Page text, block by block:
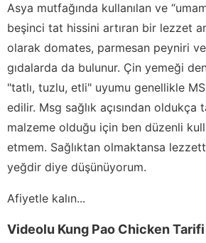
Asya mutfağında kullanılan ve
beşinci tat hissini artıran bir lezzet
olarak domates, parmesan peyniri
gıdalarda da bulunur. Çin yemeği
"tatlı, tuzlu, etli" uyumu genellikle
edilir. Msg sağlık açısından oldukça
malzeme olduğu için ben düzenli
etmem. Sağlıktan olmaktansa
yeğdir diye düşünüyorum.
Afiyetle kalın...
Videolu Kung Pao Chicken Tarifi